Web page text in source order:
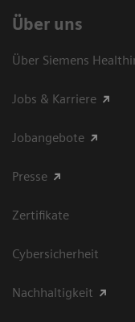
Über uns
Über Siemens
Jobs & Karriere
Jobangebote
Presse
Zertifikate
Cybersicherheit
Nachhaltigkeit